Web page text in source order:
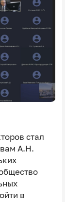
стал
А.Н.
в